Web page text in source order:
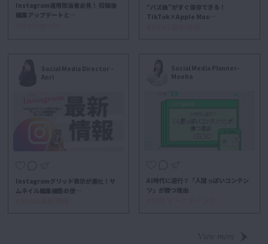
Instagram運用担当者必見！ 投稿後
編集アップデートと…
“バズ曲”がすぐ保存できる！
TikTok×Apple Mus…
Social Media Director -
Anri
Instagramグリッド表示が進化！サ
ムネイル編集機能の使…
Social Media Planner-
Moeha
AI時代に逆行？「人間っぽいコンテン
ツ」が勝つ理由